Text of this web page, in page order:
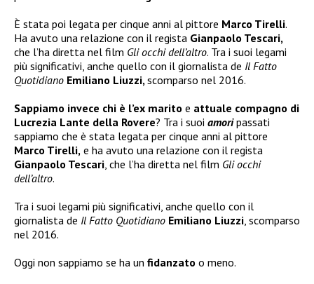
È stata poi legata per cinque anni al pittore Marco Tirelli.
Ha avuto una relazione con il regista Gianpaolo Tescari,
che l’ha diretta nel film Gli occhi dell’altro. Tra i suoi legami
più significativi, anche quello con il giornalista de Il Fatto
Quotidiano Emiliano Liuzzi, scomparso nel 2016.
Sappiamo invece chi è l’ex marito e attuale compagno di
Lucrezia Lante della Rovere? Tra i suoi amoripassati
sappiamo che è stata legata per cinque anni al pittore
Marco Tirelli, e ha avuto una relazione con il regista
Gianpaolo Tescari , che l’ha diretta nel film Gli occhi
dell’altro.
Tra i suoi legami più significativi, anche quello con il
giornalista de Il Fatto Quotidiano Emiliano Liuzzi , scomparso
nel 2016.
Oggi non sappiamo se ha un fidanzato o meno.